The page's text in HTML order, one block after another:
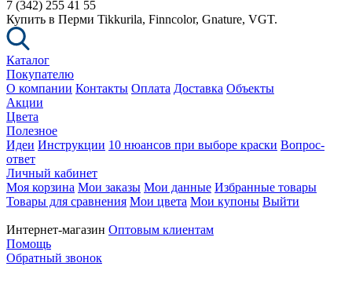
7 (342) 255 41 55
Купить в Перми Tikkurila, Finncolor, Gnature, VGT.
Каталог
Покупателю
О компании Контакты Оплата Доставка Объекты
Акции
Цвета
Полезное
Идеи Инструкции 10 нюансов при выборе краски Вопрос-
ответ
Личный кабинет
Моя корзина Мои заказы Мои данные Избранные товары
Товары для сравнения Мои цвета Мои купоны Выйти
Интернет-магазин Оптовым клиентам
Помощь
Обратный звонок